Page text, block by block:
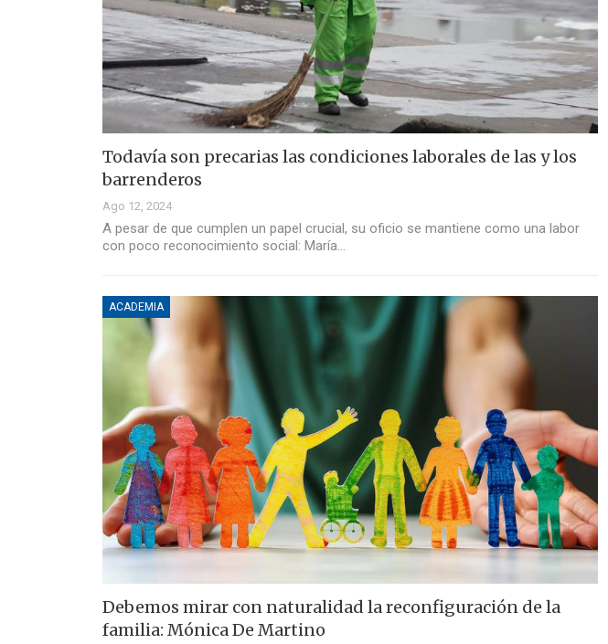
Todavía son precarias las condiciones laborales de las y los
barrenderos
Ago 12, 2024
A pesar de que cumplen un papel crucial, su oficio se mantiene como una labor
con poco reconocimiento social: María…
ACADEMIA
Debemos mirar con naturalidad la reconfiguración de la
familia: Mónica De Martino